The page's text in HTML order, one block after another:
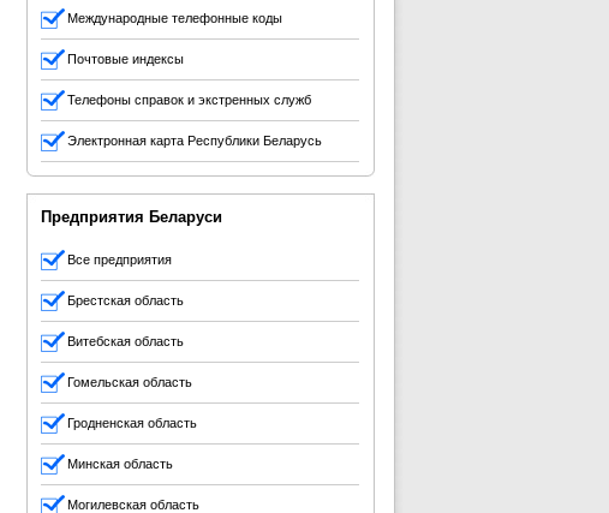
Международные телефонные коды
Почтовые индексы
Телефоны справок и экстренных служб
Электронная карта Республики Беларусь
Предприятия Беларуси
Все предприятия
Брестская область
Витебская область
Гомельская область
Гродненская область
Минская область
Могилевская область